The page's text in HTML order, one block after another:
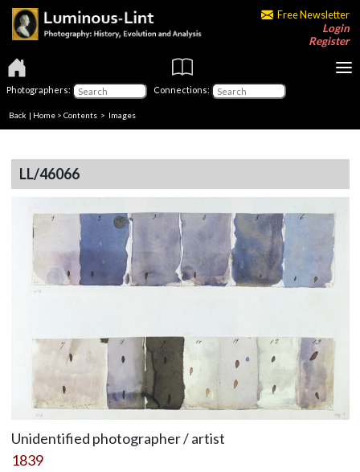
Free Newsletter
Login
Register
Photographers: Connections:
Back | Home > Contents > Images
LL/46066
Unidentified photographer / artist
1839